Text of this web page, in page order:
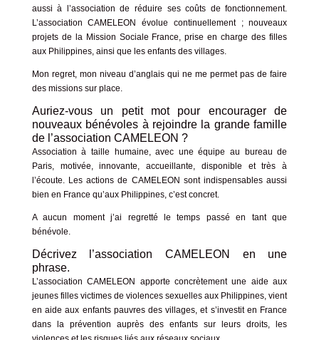
aussi à l’association de réduire ses coûts de fonctionnement.
L’association CAMELEON évolue continuellement ; nouveaux
projets de la Mission Sociale France, prise en charge des filles
aux Philippines, ainsi que les enfants des villages.
Mon regret, mon niveau d’anglais qui ne me permet pas de faire
des missions sur place.
Auriez-vous un petit mot pour encourager de
nouveaux bénévoles à rejoindre la grande famille
de l’association CAMELEON ?
Association à taille humaine, avec une équipe au bureau de
Paris, motivée, innovante, accueillante, disponible et très à
l’écoute. Les actions de CAMELEON sont indispensables aussi
bien en France qu’aux Philippines, c’est concret.
A aucun moment j’ai regretté le temps passé en tant que
bénévole.
Décrivez l’association CAMELEON en une
phrase.
L’association CAMELEON apporte concrètement une aide aux
jeunes filles victimes de violences sexuelles aux Philippines, vient
en aide aux enfants pauvres des villages, et s’investit en France
dans la prévention auprès des enfants sur leurs droits, les